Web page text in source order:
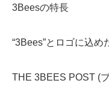
3Beesの特長
“3Bees”とロゴに込め
THE 3BEES POST (